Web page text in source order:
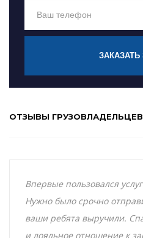
ОТЗЫВЫ ГРУЗОВЛАДЕЛЬЦЕВ
Впервые пользовался
Нужно было срочно
ваши ребята выручили.
и лояльное отношение к